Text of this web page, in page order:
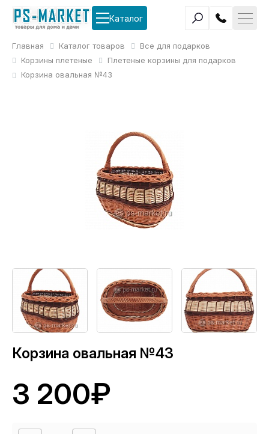
Каталог
Главная Каталог товаров
Все для подарков
Корзины плетеные
Плетеные корзины для подарков
Корзина овальная №43
Корзина овальная №43
3 200₽